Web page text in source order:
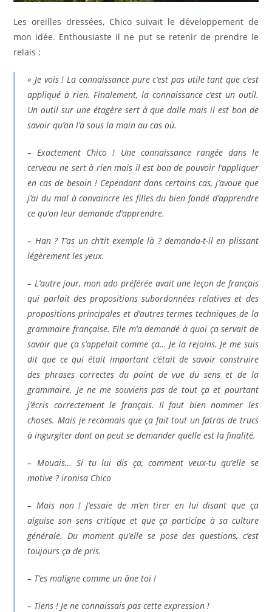
Les oreilles dressées, Chico suivait le développement de
mon idée. Enthousiaste il ne put se retenir de prendre le
relais :
« Je vois ! La connaissance pure c’est pas utile tant que c’est
appliqué à rien. Finalement, la connaissance c’est un outil.
Un outil sur une étagère sert à que dalle mais il est bon de
savoir qu’on l’a sous la main au cas où.
– Exactement Chico ! Une connaissance rangée dans le
cerveau ne sert à rien mais il est bon de pouvoir l’appliquer
en cas de besoin ! Cependant dans certains cas, j’avoue que
j’ai du mal à convaincre les filles du bien fondé d’apprendre
ce qu’on leur demande d’apprendre.
– Han ? T’as un ch’tit exemple là ? demanda-t-il en plissant
légèrement les yeux.
– L’autre jour, mon ado préférée avait une leçon de français
qui parlait des propositions subordonnées relatives et des
propositions principales et d’autres termes techniques de la
grammaire française. Elle m’a demandé à quoi ça servait de
savoir que ça s’appelait comme ça… Je la rejoins. Je me suis
dit que ce qui était important c’était de savoir construire
des phrases correctes du point de vue du sens et de la
grammaire. Je ne me souviens pas de tout ça et pourtant
j’écris correctement le français. Il faut bien nommer les
choses. Mais je reconnais que ça fait tout un fatras de trucs
à ingurgiter dont on peut se demander quelle est la finalité.
– Mouais… Si tu lui dis ça, comment veux-tu qu’elle se
motive ? ironisa Chico
– Mais non ! J’essaie de m’en tirer en lui disant que ça
aiguise son sens critique et que ça participe à sa culture
générale. Du moment qu’elle se pose des questions, c’est
toujours ça de pris.
– T’es maligne comme un âne toi !
– Tiens ! Je ne connaissais pas cette expression !